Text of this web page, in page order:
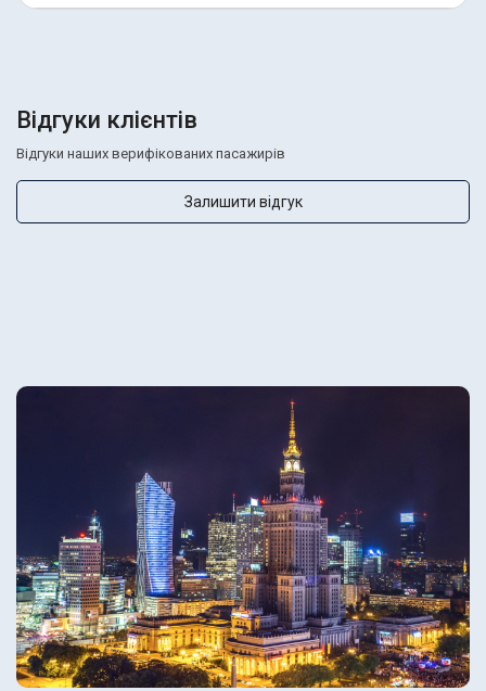
Відгуки клієнтів
Відгуки наших верифікованих пасажирів
Залишити відгук